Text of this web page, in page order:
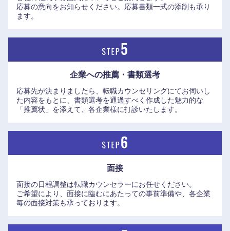
応募の意向をお知らせください。応募書類一式の添削も承り
ます。
企業への推薦・書類選考
応募先が決まりましたら、転職カウンセリングにてお伺いし
た内容をもとに、書類選考を通過すべく作成した魅力的な
「推薦状」を添えて、各企業様に打診いたします。
面接
面接の日程調整は転職カウンセラーにお任せください。
ご希望により、面接に臨むにあたっての事前準備や、各企業
毎の面接対策も承っております。
福岡県